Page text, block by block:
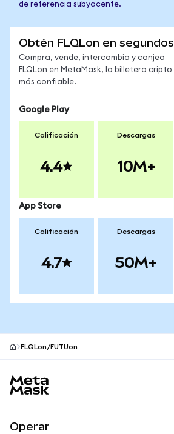
de referencia subyacente.
Obtén FLQLon en segundos
Compra, vende, intercambia y canjea
FLQLon en MetaMask, la billetera cripto
más confiable.
Google Play
Calificación
4.4
Descargas
10M+
App Store
Calificación
4.7
Descargas
50M+
FLQLon/FUTUon
Operar